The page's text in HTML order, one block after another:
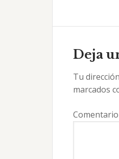
con
los
lectores
Deja
Tu
marcados
Comentario